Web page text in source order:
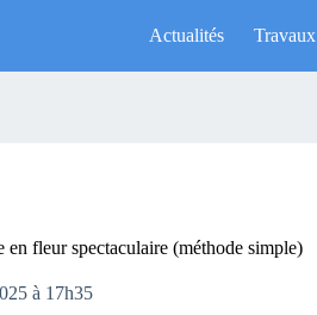
Actualités Travaux
en fleur spectaculaire (méthode simple)
à 17h35